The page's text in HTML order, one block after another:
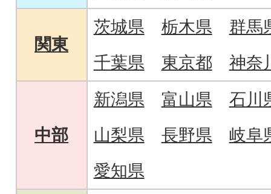
関東
茨城県 栃木県
群馬
千葉県
東京都 神奈
中部
新潟県 富山県
石川
山梨県
長野県
岐阜
愛知県